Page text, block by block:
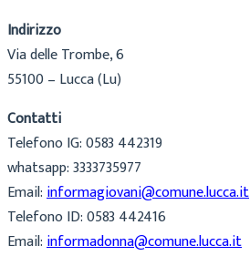
Indirizzo
Via delle Trombe, 6
55100 – Lucca (Lu)
Contatti
Telefono IG: 0583 442319
whatsapp: 3333735977
Email:informagiovani@comune.lucca.it
Telefono ID: 0583 442416
Email:informadonna@comune.lucca.it